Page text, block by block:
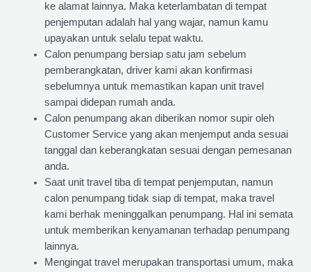
ke alamat lainnya. Maka keterlambatan di tempat
penjemputan adalah hal yang wajar, namun kamu
upayakan untuk selalu tepat waktu.
Calon penumpang bersiap satu jam sebelum
pemberangkatan, driver kami akan konfirmasi
sebelumnya untuk memastikan kapan unit travel
sampai didepan rumah anda.
Calon penumpang akan diberikan nomor supir oleh
Customer Service yang akan menjemput anda sesuai
tanggal dan keberangkatan sesuai dengan pemesanan
anda.
Saat unit travel tiba di tempat penjemputan, namun
calon penumpang tidak siap di tempat, maka travel
kami berhak meninggalkan penumpang. Hal ini semata
untuk memberikan kenyamanan terhadap penumpang
lainnya.
Mengingat travel merupakan transportasi umum, maka